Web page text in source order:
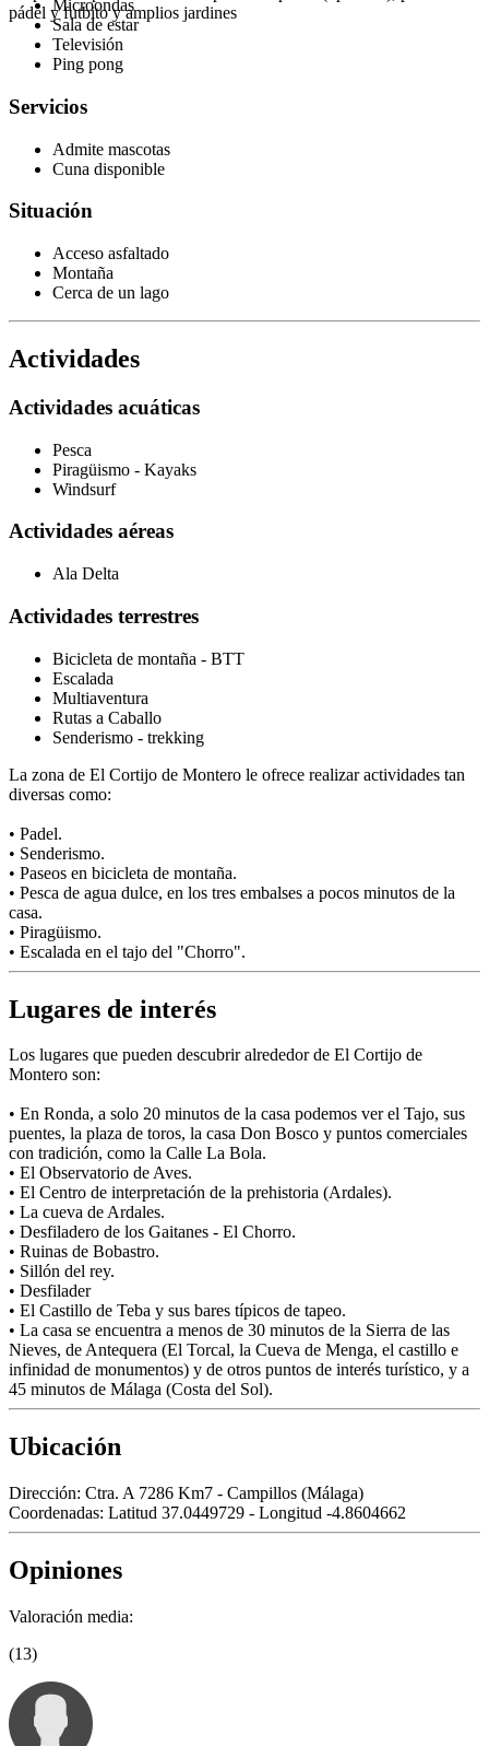
pádel y futbito y amplios jardines
Microondas
Sala de estar
Televisión
Ping pong
Servicios
Admite mascotas
Cuna disponible
Situación
Acceso asfaltado
Montaña
Cerca de un lago
Actividades
Actividades acuáticas
Pesca
Piragüismo - Kayaks
Windsurf
Actividades aéreas
Ala Delta
Actividades terrestres
Bicicleta de montaña - BTT
Escalada
Multiaventura
Rutas a Caballo
Senderismo - trekking
La zona de El Cortijo de Montero le ofrece realizar actividades tan
diversas como:
• Padel.
• Senderismo.
• Paseos en bicicleta de montaña.
• Pesca de agua dulce, en los tres embalses a pocos minutos de la
casa.
• Piragüismo.
• Escalada en el tajo del "Chorro".
Lugares de interés
Los lugares que pueden descubrir alrededor de El Cortijo de
Montero son:
• En Ronda, a solo 20 minutos de la casa podemos ver el Tajo, sus
puentes, la plaza de toros, la casa Don Bosco y puntos comerciales
con tradición, como la Calle La Bola.
• El Observatorio de Aves.
• El Centro de interpretación de la prehistoria (Ardales).
• La cueva de Ardales.
• Desfiladero de los Gaitanes - El Chorro.
• Ruinas de Bobastro.
• Sillón del rey.
• Desfilader
• El Castillo de Teba y sus bares típicos de tapeo.
• La casa se encuentra a menos de 30 minutos de la Sierra de las
Nieves, de Antequera (El Torcal, la Cueva de Menga, el castillo e
infinidad de monumentos) y de otros puntos de interés turístico, y a
45 minutos de Málaga (Costa del Sol).
Ubicación
Dirección: Ctra. A 7286 Km7 - Campillos (Málaga)
Coordenadas: Latitud 37.0449729 - Longitud -4.8604662
Opiniones
Valoración media:
(13)